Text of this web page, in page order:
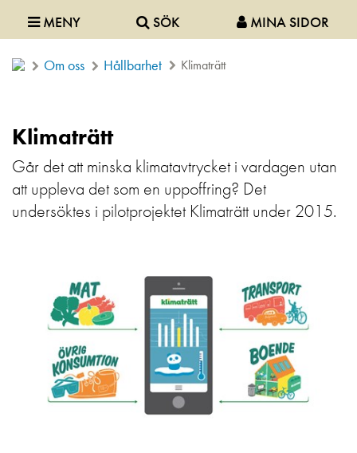
MENY SÖK MINA SIDOR
Om oss Hållbarhet Klimaträtt
Klimaträtt
Går det att minska klimatavtrycket i vardagen utan
att uppleva det som en uppoffring? Det
undersöktes i pilotprojektet Klimaträtt under 2015.